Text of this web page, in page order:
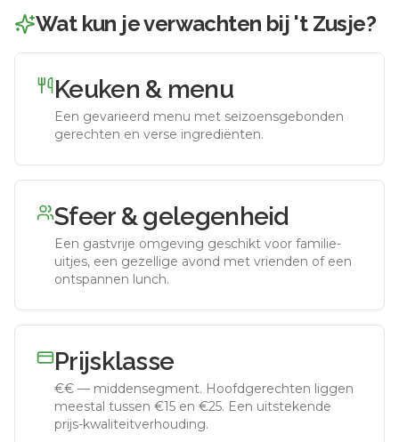
Wat kun je verwachten bij 't Zusje?
Keuken & menu
Een gevarieerd menu met seizoensgebonden
gerechten en verse ingrediënten.
Sfeer & gelegenheid
Een gastvrije omgeving geschikt voor familie-
uitjes, een gezellige avond met vrienden of een
ontspannen lunch.
Prijsklasse
€€ — middensegment. Hoofdgerechten liggen
meestal tussen €15 en €25. Een uitstekende
prijs-kwaliteitverhouding.